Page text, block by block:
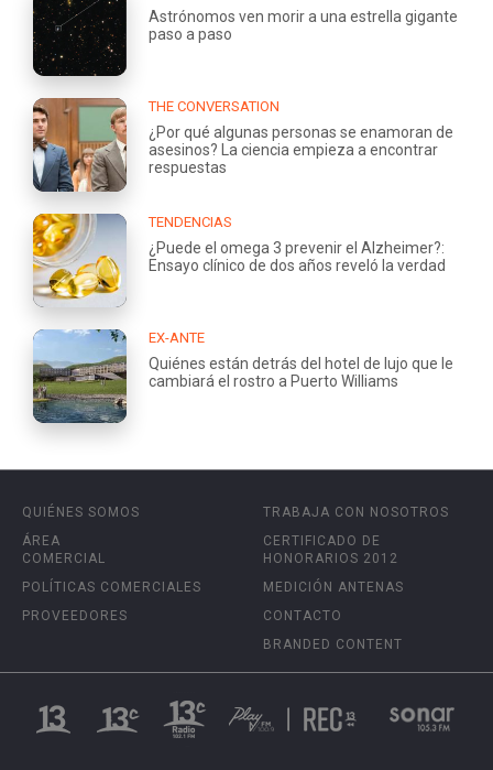
Astrónomos ven morir a una estrella gigante
paso a paso
THE CONVERSATION
¿Por qué algunas personas se enamoran de
asesinos? La ciencia empieza a encontrar
respuestas
TENDENCIAS
¿Puede el omega 3 prevenir el Alzheimer?:
Ensayo clínico de dos años reveló la verdad
EX-ANTE
Quiénes están detrás del hotel de lujo que le
cambiará el rostro a Puerto Williams
QUIÉNES SOMOS
ÁREA
COMERCIAL
POLÍTICAS COMERCIALES
PROVEEDORES
TRABAJA CON NOSOTROS
CERTIFICADO DE
HONORARIOS 2012
MEDICIÓN ANTENAS
CONTACTO
BRANDED CONTENT